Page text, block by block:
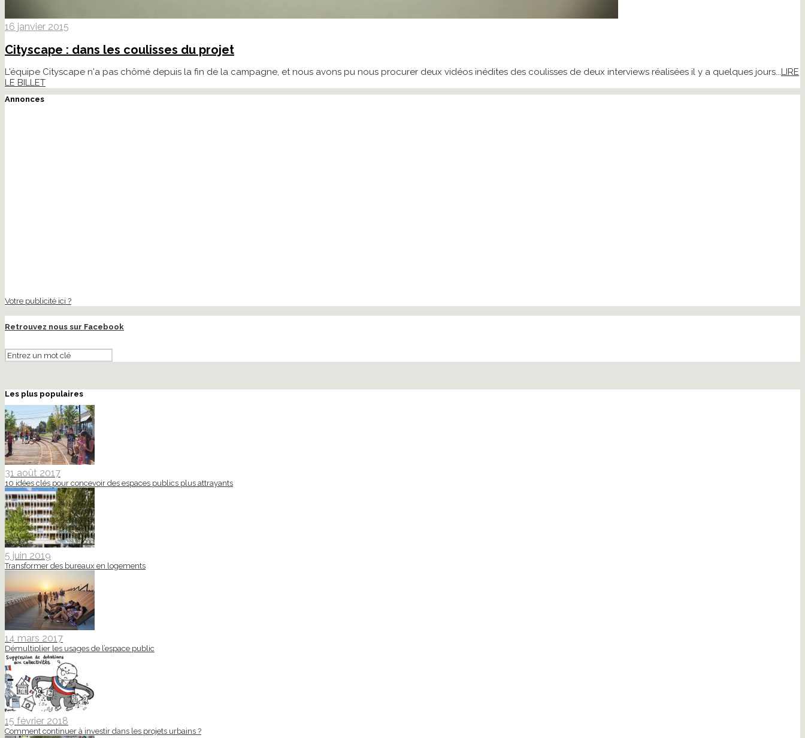
16 janvier 2015
Cityscape : dans les coulisses du projet
L'équipe Cityscape n'a pas chômé depuis la fin de la campagne, et nous avons pu nous procurer deux vidéos inédites des coulisses de deux interviews réalisées il y a quelques jours...LIRE
LE BILLET
Annonces
Votre publicité ici ?
Retrouvez nous sur Facebook
Les plus populaires
31 août 2017
10 idées clés pour concevoir des espaces publics plus attrayants
5 juin 2019
Transformer des bureaux en logements
14 mars 2017
Démultiplier les usages de l’espace public
15 février 2018
Comment continuer à investir dans les projets urbains ?